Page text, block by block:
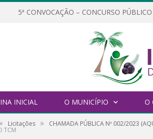
5ª CONVOCAÇÃO – CONCURSO
INICIAL O MUNICÍPIO O
Licitações » CHAMADA PÚBLICA Nº 002/2023
TCM